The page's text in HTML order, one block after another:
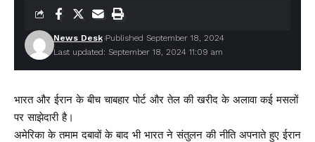
Last updated: September 18, 2024 11:09 am
News Desk Published September 18, 2024
भारत और ईरान के बीच चाबहार पोर्ट और तेल की खरीद के अलावा कई मसलों
पर साझेदारी है।
अमेरिका के तमाम दबावों के बाद भी भारत ने संतुलन की नीति अपनाते हुए ईरान